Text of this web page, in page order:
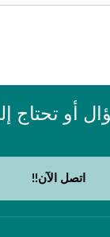
أو تحتاج
اتصل الآن!!